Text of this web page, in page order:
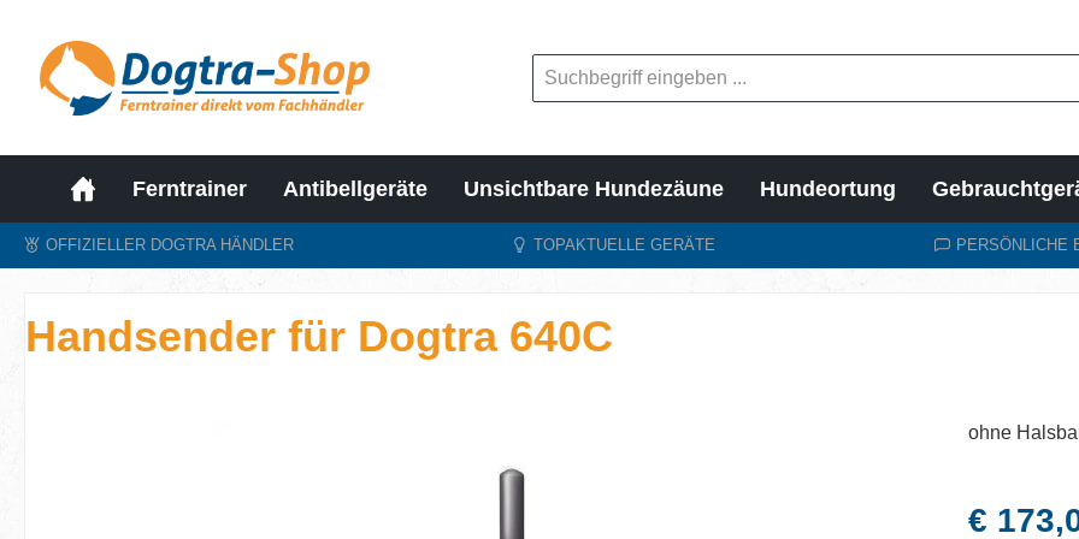
Ferntrainer Antibellgeräte Unsichtbare Hundezäune Hundeortung
OFFIZIELLER DOGTRA HÄNDLER TOPAKTUELLE GERÄTE PERSÖNLICHE
Handsender für Dogtra 640C
ohne
Regulärer
€